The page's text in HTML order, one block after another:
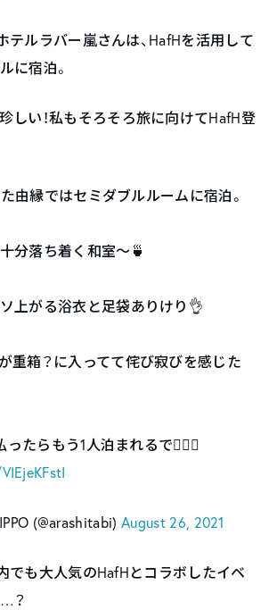
テルラバー嵐さんは、HafHを活用して
に宿泊。
しい！私もそろそろ旅に向けてHafH登
由縁ではセミダブルルームに宿泊。
分落ち着く和室〜🍵
上がる浴衣と足袋ありけり👌
重箱？に入ってて侘び寂びを感じた
たらもう1人泊まれるで🙆🏻‍♂️
(@arashitabi)August 26, 2021
でも大人気のHafHとコラボしたイベ
？